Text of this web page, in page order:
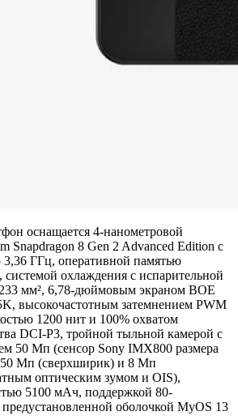
оснащается 4-нанометровой
Snapdragon 8 Gen 2 Advanced Edition с
3,36 ГГц, оперативной памятью
охлаждения с испарительной
мм², 6,78-дюймовым экраном BOE
высокочастотным затемнением PWM
1200 нит и 100% охватом
DCI-P3, тройной тыльной камерой с
50 Мп (сенсор Sony IMX800 размера
Мп (сверхширик) и 8 Мп
оптическим зумом и OIS),
5100 мАч, поддержкой 80-
оболочкой MyOS 13